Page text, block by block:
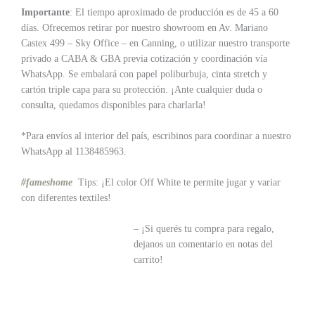
Importante: El tiempo aproximado de producción es de 45 a 60
días. Ofrecemos retirar por nuestro showroom en Av. Mariano
Castex 499 – Sky Office – en Canning, o utilizar nuestro transporte
privado a CABA & GBA previa cotización y coordinación vía
WhatsApp. Se embalará con papel poliburbuja, cinta stretch y
cartón triple capa para su protección. ¡Ante cualquier duda o
consulta, quedamos disponibles para charlarla!
*Para envíos al interior del país, escribinos para coordinar a nuestro
WhatsApp al 1138485963.
#fameshome Tips: ¡El color Off White te permite jugar y variar
con diferentes textiles!
– ¡Si querés tu compra para regalo,
dejanos un comentario en notas del
carrito!